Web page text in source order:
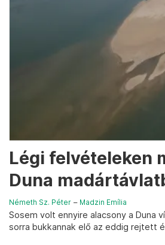
Légi felvételeken
Duna
Németh Sz. Péter – Madzin Emília
Sosem volt ennyire alacsony a Duna
sorra bukkannak elő az eddig rejtett